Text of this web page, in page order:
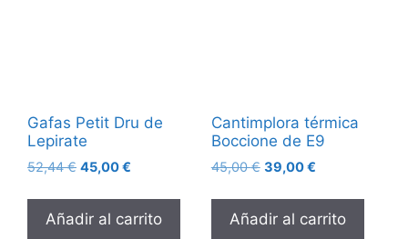
Gafas Petit Dru de
Lepirate
52,44€ 45,00€
Añadir al carrito
Cantimplora térmica
Boccione de E9
45,00€ 39,00€
Añadir al carrito